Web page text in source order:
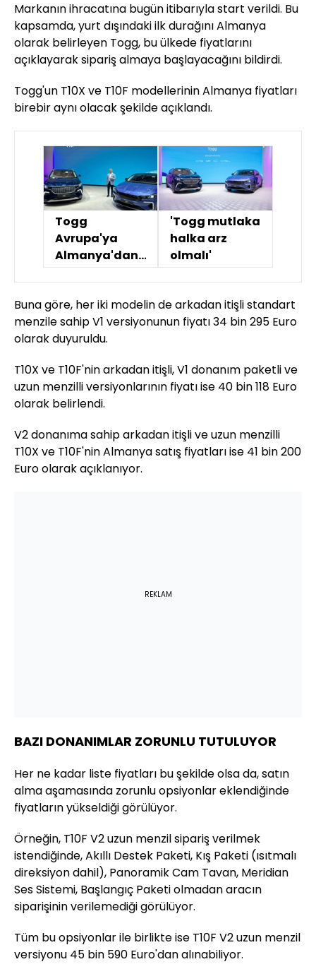
Markanın ihracatına bugün itibarıyla start verildi. Bu
kapsamda, yurt dışındaki ilk durağını Almanya
olarak belirleyen Togg, bu ülkede fiyatlarını
açıklayarak sipariş almaya başlayacağını bildirdi.
Togg'un T10X ve T10F modellerinin Almanya fiyatları
birebir aynı olacak şekilde açıklandı.
Togg
Avrupa'ya
Almanya'dan
açıldı
'Togg mutlaka
halka arz
olmalı'
Buna göre, her iki modelin de arkadan itişli standart
menzile sahip V1 versiyonunun fiyatı 34 bin 295 Euro
olarak duyuruldu.
T10X ve T10F'nin arkadan itişli, V1 donanım paketli ve
uzun menzilli versiyonlarının fiyatı ise 40 bin 118 Euro
olarak belirlendi.
V2 donanıma sahip arkadan itişli ve uzun menzilli
T10X ve T10F'nin Almanya satış fiyatları ise 41 bin 200
Euro olarak açıklanıyor.
REKLAM
BAZI DONANIMLAR ZORUNLU TUTULUYOR
Her ne kadar liste fiyatları bu şekilde olsa da, satın
alma aşamasında zorunlu opsiyonlar eklendiğinde
fiyatların yükseldiği görülüyor.
Örneğin, T10F V2 uzun menzil sipariş verilmek
istendiğinde, Akıllı Destek Paketi, Kış Paketi (ısıtmalı
direksiyon dahil), Panoramik Cam Tavan, Meridian
Ses Sistemi, Başlangıç Paketi olmadan aracın
siparişinin verilemediği görülüyor.
Tüm bu opsiyonlar ile birlikte ise T10F V2 uzun menzil
versiyonu 45 bin 590 Euro'dan alınabiliyor.